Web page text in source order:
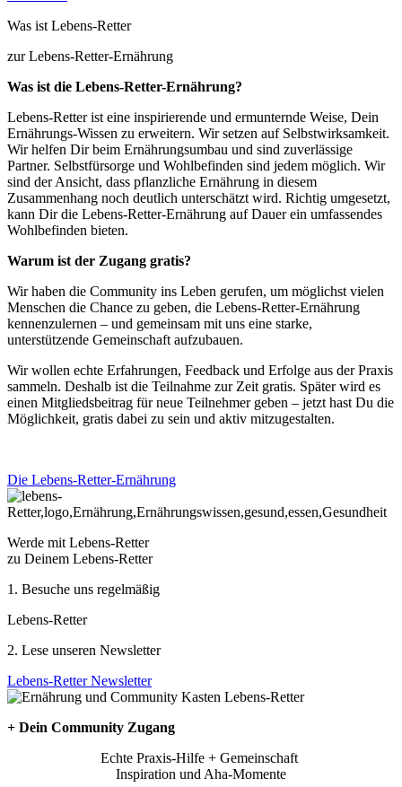
Was ist Lebens-Retter
zur Lebens-Retter-Ernährung
Was ist die Lebens-Retter-Ernährung?
Lebens-Retter ist eine inspirierende und ermunternde Weise, Dein
Ernährungs-Wissen zu erweitern. Wir setzen auf Selbstwirksamkeit.
Wir helfen Dir beim Ernährungsumbau und sind zuverlässige
Partner. Selbstfürsorge und Wohlbefinden sind jedem möglich. Wir
sind der Ansicht, dass pflanzliche Ernährung in diesem
Zusammenhang noch deutlich unterschätzt wird. Richtig umgesetzt,
kann Dir die Lebens-Retter-Ernährung auf Dauer ein umfassendes
Wohlbefinden bieten.
Warum ist der Zugang gratis?
Wir haben die Community ins Leben gerufen, um möglichst vielen
Menschen die Chance zu geben, die Lebens-Retter-Ernährung
kennenzulernen – und gemeinsam mit uns eine starke,
unterstützende Gemeinschaft aufzubauen.
Wir wollen echte Erfahrungen, Feedback und Erfolge aus der Praxis
sammeln. Deshalb ist die Teilnahme zur Zeit gratis. Später wird es
einen Mitgliedsbeitrag für neue Teilnehmer geben – jetzt hast Du die
Möglichkeit, gratis dabei zu sein und aktiv mitzugestalten.
Die Lebens-Retter-Ernährung
Werde mit Lebens-Retter
zu Deinem Lebens-Retter
1. Besuche uns regelmäßig
Lebens-Retter
2. Lese unseren Newsletter
Lebens-Retter Newsletter
+ Dein Community Zugang
Echte Praxis-Hilfe + Gemeinschaft
Inspiration und Aha-Momente